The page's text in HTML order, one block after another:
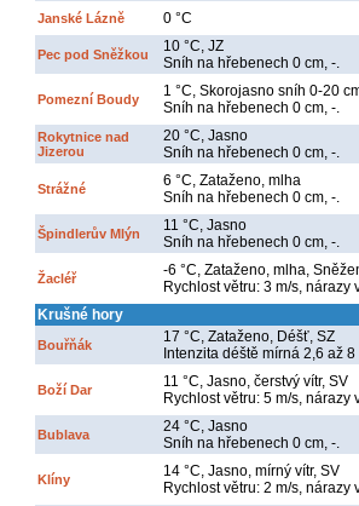
Janské Lázně 0 °C
Pec pod Sněžkou
10 °C, JZ
Sníh na hřebenech 0 cm, -.
Pomezní Boudy
1 °C, Skorojasno sníh 0-20
Sníh na hřebenech 0 cm, -.
Rokytnice nad
Jizerou
20 °C, Jasno
Sníh na hřebenech 0 cm, -.
Strážné
6 °C, Zataženo, mlha
Sníh na hřebenech 0 cm, -.
Špindlerův Mlýn
11 °C, Jasno
Sníh na hřebenech 0 cm, -.
Žacléř
-6 °C, Zataženo, mlha,
Rychlost větru: 3 m/s, nárazy
Krušné hory
Bouřňák
17 °C, Zataženo, Déšť, SZ
Intenzita déště mírná 2,6 až
Boží Dar
11 °C, Jasno, čerstvý vítr, SV
Rychlost větru: 5 m/s, nárazy
Bublava
24 °C, Jasno
Sníh na hřebenech 0 cm, -.
Klíny
14 °C, Jasno, mírný vítr, SV
Rychlost větru: 2 m/s, nárazy